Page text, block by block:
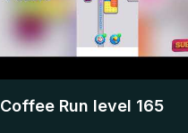
Coffee Run level 165